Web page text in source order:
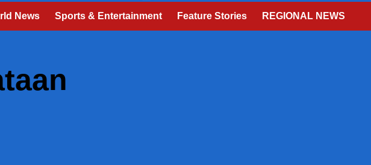
News Sports & Entertainment Feature Stories REGIONAL NEWS